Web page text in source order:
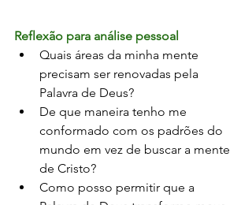
Reflexão para análise pessoal
Quais áreas da minha mente
precisam ser renovadas pela
Palavra de Deus?
De que maneira tenho me
conformado com os padrões do
mundo em vez de buscar a mente
de Cristo?
Como posso permitir que a